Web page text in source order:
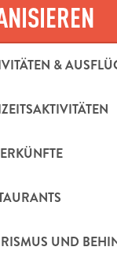
&
UND
d’Aubagne et
zwischen
ist ideal für
ist voller
Aktivitäten im
Calanques
für Ihren